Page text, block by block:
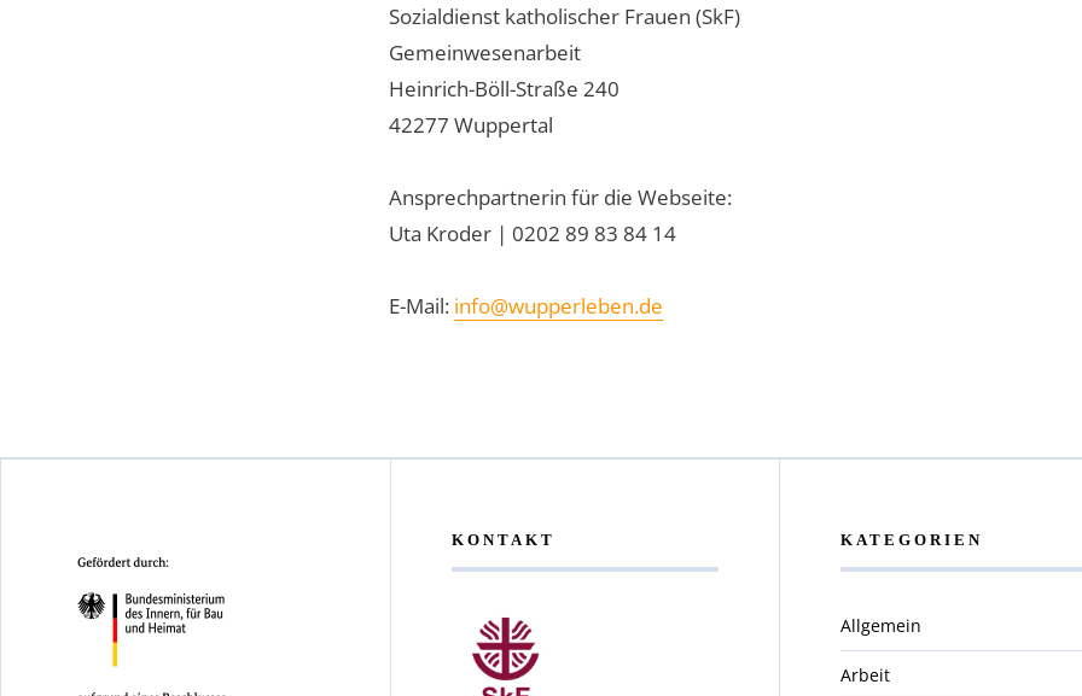
Sozialdienst katholischer Frauen (SkF)
Gemeinwesenarbeit
Heinrich-Böll-Straße 240
42277 Wuppertal
Ansprechpartnerin für die Webseite:
Uta Kroder | 0202 89 83 84 14
E-Mail: info@wupperleben.de
KONTAKT KATEGORIEN
Allgemein
Arbeit